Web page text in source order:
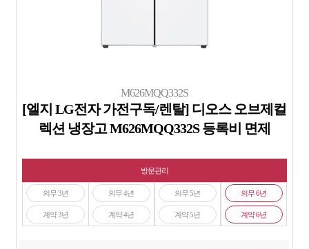
M626MQQ332S
[엘지 LG전자 가전구독/렌탈] 디오스 오브제컬
렉션 냉장고 M626MQQ332S 등록비 면제
방문관리
의무 3년
계약 3년
의무 4년
계약 4년
의무 5년
계약 5년
의무 6년
계약 6년